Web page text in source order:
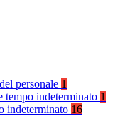
personale 1
tempo indeterminato 1
indeterminato 16